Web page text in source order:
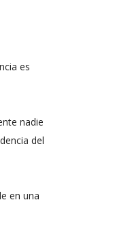
es
nadie
del
en una